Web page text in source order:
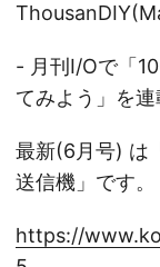
- 月刊I/Oで「
てみよう」を連
最新(6月号) は
送信機」です。
https://